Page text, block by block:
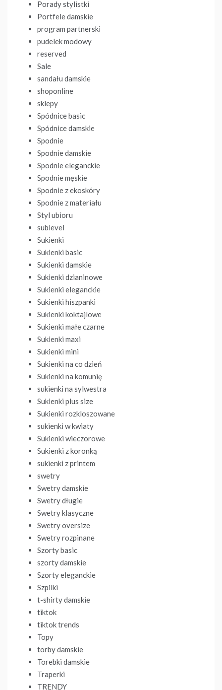
Porady stylistki
Portfele damskie
program partnerski
pudelek modowy
reserved
Sale
sandału damskie
shoponline
sklepy
Spódnice basic
Spódnice damskie
Spodnie
Spodnie damskie
Spodnie eleganckie
Spodnie męskie
Spodnie z ekoskóry
Spodnie z materiału
Styl ubioru
sublevel
Sukienki
Sukienki basic
Sukienki damskie
Sukienki dzianinowe
Sukienki eleganckie
Sukienki hiszpanki
Sukienki koktajlowe
Sukienki małe czarne
Sukienki maxi
Sukienki mini
Sukienki na co dzień
Sukienki na komunię
sukienki na sylwestra
Sukienki plus size
Sukienki rozkloszowane
sukienki w kwiaty
Sukienki wieczorowe
Sukienki z koronką
sukienki z printem
swetry
Swetry damskie
Swetry długie
Swetry klasyczne
Swetry oversize
Swetry rozpinane
Szorty basic
szorty damskie
Szorty eleganckie
Szpilki
t-shirty damskie
tiktok
tiktok trends
Topy
torby damskie
Torebki damskie
Traperki
TRENDY